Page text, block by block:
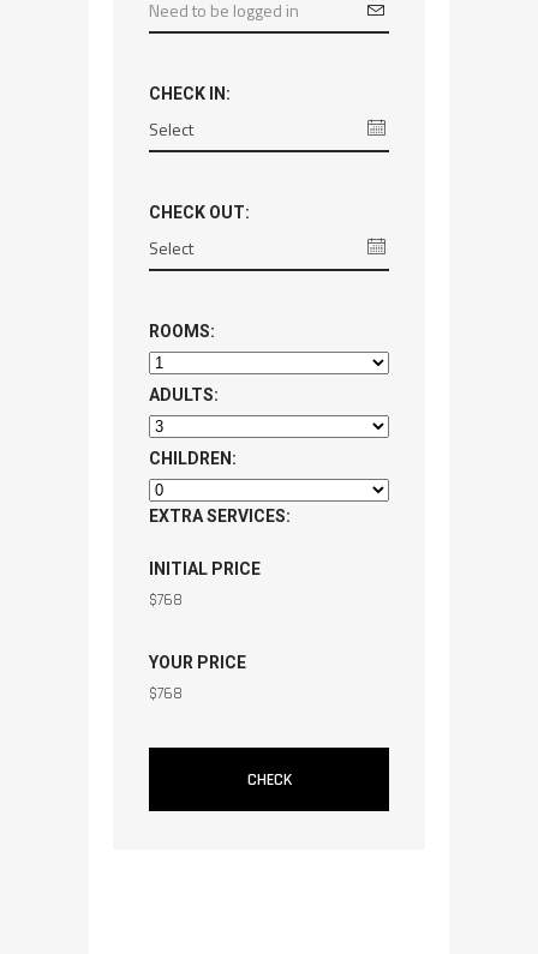
CHECK IN:
CHECK OUT:
ROOMS:
ADULTS:
CHILDREN:
EXTRA SERVICES:
INITIAL PRICE
$768
YOUR PRICE
$768
CHECK